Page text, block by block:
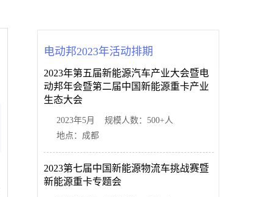
电动邦2023年活动排期
2023年第五届新能源汽车产业大会暨电
动邦年会暨第二届中国新能源重卡产业
生态大会
2023年5月 规模人数：500+人
地点：成都
2023第七届中国新能源物流车挑战赛暨
新能源重卡专题会